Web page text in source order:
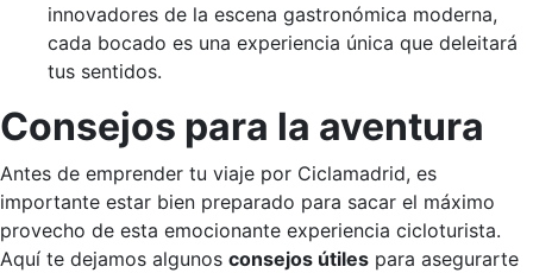
innovadores de la escena gastronómica moderna,
cada bocado es una experiencia única que deleitará
tus sentidos.
Consejos para la aventura
Antes de emprender tu viaje por Ciclamadrid, es
importante estar bien preparado para sacar el máximo
provecho de esta emocionante experiencia cicloturista.
Aquí te dejamos algunos consejos útiles para asegurarte